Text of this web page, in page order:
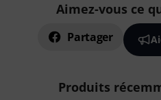
Aimez-vous ce
Partager
Produits